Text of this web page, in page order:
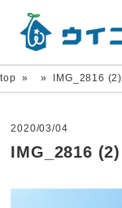
top » » IMG_2816 (2)
2020/03/04
IMG_2816 (2)